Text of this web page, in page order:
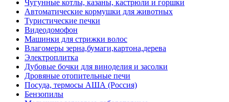
Чугунные котлы, казаны, кастрюли и горшки
Автоматические кормушки для животных
Туристические печки
Видеодомофон
Машинки для стрижки волос
Влагомеры зерна,бумаги,картона,дерева
Электроплитка
Дубовые бочки для виноделия и засолки
Дровяные отопительные печи
Посуда, термосы АША (Россия)
Бензопилы